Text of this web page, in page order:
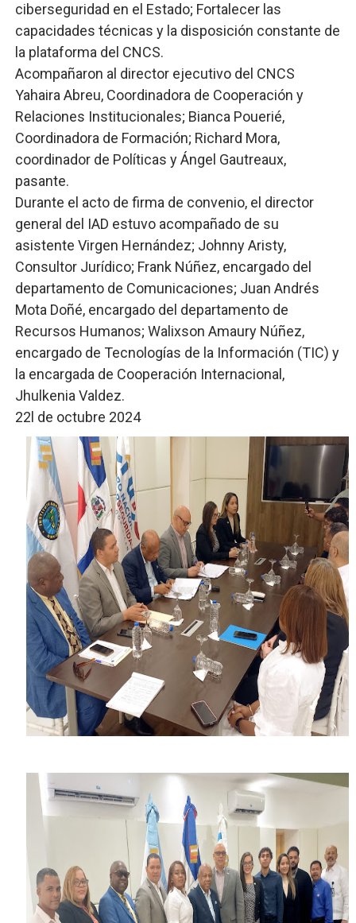
ciberseguridad en el Estado; Fortalecer las
capacidades técnicas y la disposición constante de
la plataforma del CNCS.
Acompañaron al director ejecutivo del CNCS
Yahaira Abreu, Coordinadora de Cooperación y
Relaciones Institucionales; Bianca Pouerié,
Coordinadora de Formación; Richard Mora,
coordinador de Políticas y Ángel Gautreaux,
pasante.
Durante el acto de firma de convenio, el director
general del IAD estuvo acompañado de su
asistente Virgen Hernández; Johnny Aristy,
Consultor Jurídico; Frank Núñez, encargado del
departamento de Comunicaciones; Juan Andrés
Mota Doñé, encargado del departamento de
Recursos Humanos; Walixson Amaury Núñez,
encargado de Tecnologías de la Información (TIC) y
la encargada de Cooperación Internacional,
Jhulkenia Valdez.
22l de octubre 2024